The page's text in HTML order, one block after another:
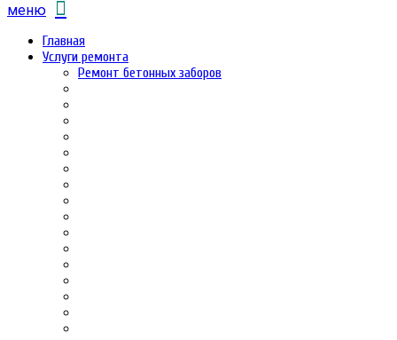
меню
Главная
Услуги ремонта
Ремонт бетонных заборов